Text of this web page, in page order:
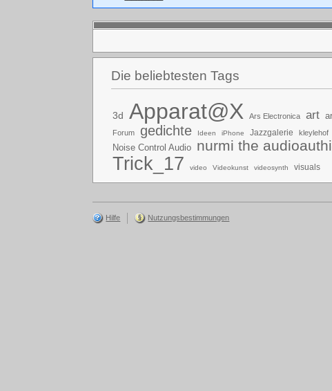
Die beliebtesten Tags
3d Apparat@X Ars Electronica art
Forum gedichte Ideen iPhone Jazzgalerie kleylehof
Noise Control Audio nurmi the
Trick_17 video Videokunst videosynth visuals
Hilfe Nutzungsbestimmungen